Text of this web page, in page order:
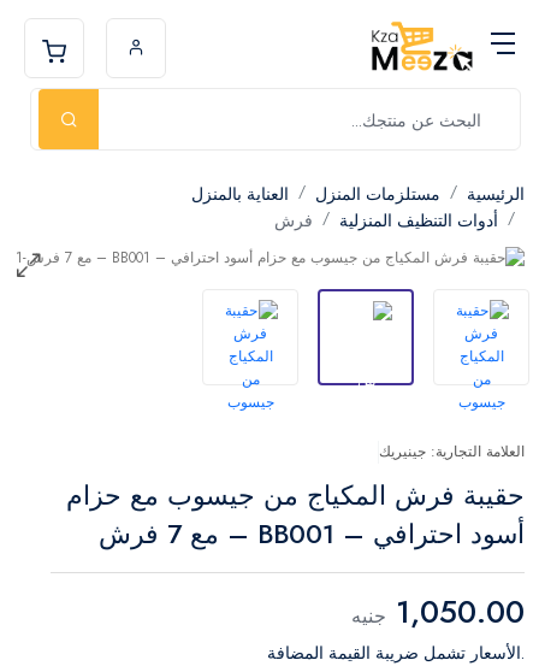
الرئيسية مستلزمات المنزل
العناية بالمنزل
أدوات التنظيف المنزلية
فرش
العلامة التجارية: جينيريك
حقيبة فرش المكياج من جيسوب مع حزام
أسود احترافي – BB001 – مع 7 فرش
1,050.00 جنيه
.الأسعار تشمل ضريبة القيمة المضافة